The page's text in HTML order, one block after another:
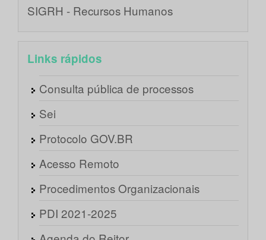
SIGRH - Recursos Humanos
Links rápidos
Consulta pública de processos
Sei
Protocolo GOV.BR
Acesso Remoto
Procedimentos Organizacionais
PDI 2021-2025